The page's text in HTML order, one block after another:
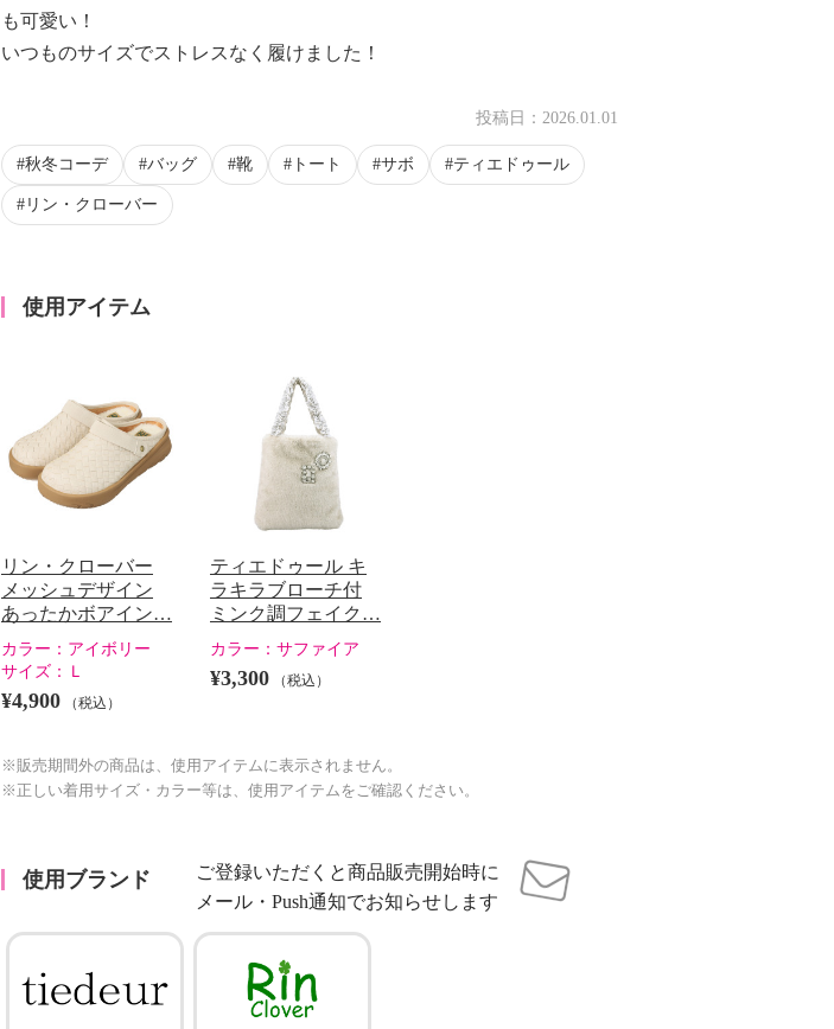
も可愛い！
いつものサイズでストレスなく履けました！
投稿日： 2026.01.01
秋冬コーデ バッグ 靴 トート サボ ティエドゥール
リン・クローバー
使用アイテム
リン・クローバー
メッシュデザイン
あったかボアイン…
カラー： アイボリー
サイズ：
Ｌ
¥4,900 （税込）
ティエドゥール キ
ラキラブローチ付
ミンク調フェイク…
カラー： サファイア
¥3,300 （税込）
※販売期間外の商品は、使用アイテムに表示されません。
※正しい着用サイズ・カラー等は、使用アイテムをご確認ください。
使用ブランド
ご登録いただくと商品販売開始時に
メール・Push通知でお知らせします